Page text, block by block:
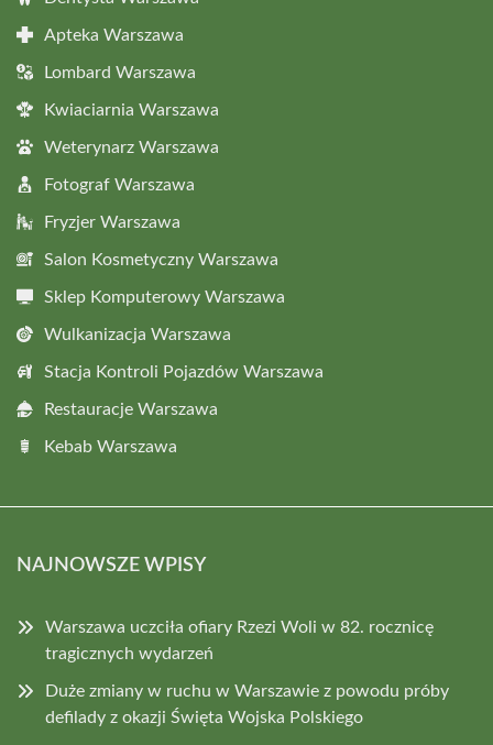
Apteka Warszawa
Lombard Warszawa
Kwiaciarnia Warszawa
Weterynarz Warszawa
Fotograf Warszawa
Fryzjer Warszawa
Salon Kosmetyczny Warszawa
Sklep Komputerowy Warszawa
Wulkanizacja Warszawa
Stacja Kontroli Pojazdów Warszawa
Restauracje Warszawa
Kebab Warszawa
NAJNOWSZE WPISY
Warszawa uczciła ofiary Rzezi Woli w 82. rocznicę
tragicznych wydarzeń
Duże zmiany w ruchu w Warszawie z powodu próby
defilady z okazji Święta Wojska Polskiego